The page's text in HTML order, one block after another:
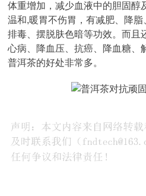
体重增加，减少血液中的胆固醇
温和,暖胃不伤胃，有减肥、降
排毒、摆脱肤色暗等功效。而且
心病、降血压、抗癌、降血糖、
普洱茶的好处非常多。